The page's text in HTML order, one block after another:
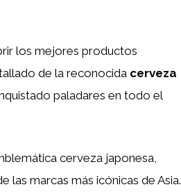
los mejores productos
de la reconocida cerveza
paladares en todo el
cerveza japonesa,
las marcas más icónicas de Asia.